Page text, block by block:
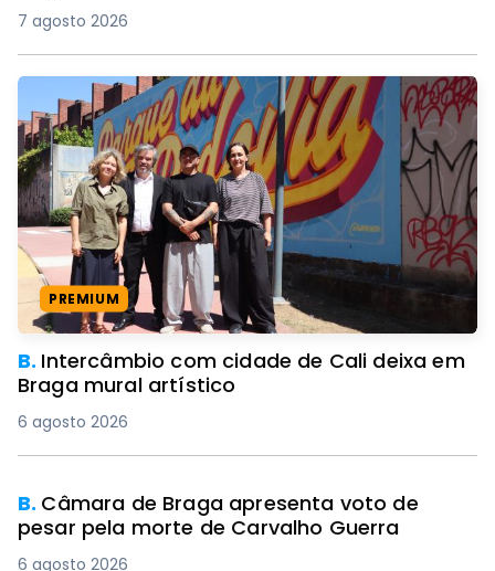
7 agosto 2026
PREMIUM
B. Intercâmbio com cidade de Cali deixa em
Braga mural artístico
6 agosto 2026
B. Câmara de Braga apresenta voto de
pesar pela morte de Carvalho Guerra
6 agosto 2026